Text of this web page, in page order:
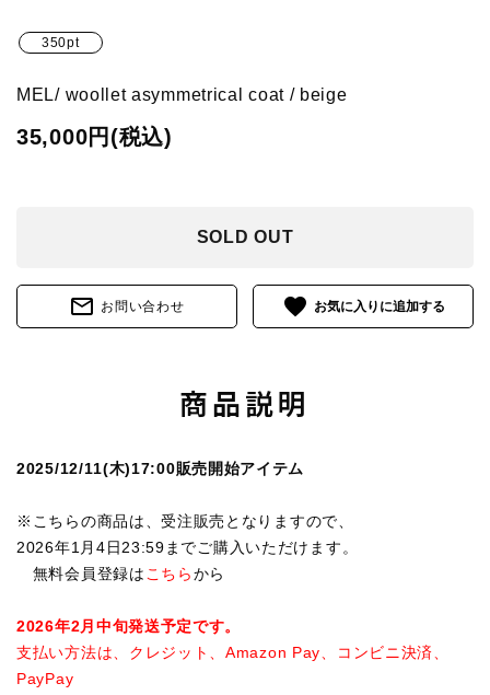
350pt
MEL/ woollet asymmetrical coat / beige
35,000円(税込)
SOLD OUT
mail_outline お問い合わせ favorite
商品説明
2025/12/11(木)17:00販売開始アイテム
※こちらの商品は、受注販売となりますので、
2026年1月4日23:59までご購入いただけます。
無料会員登録は こちらから
2026年2月中旬発送予定です。
支払い方法は、クレジット、Amazon Pay、コンビニ決済、
PayPay